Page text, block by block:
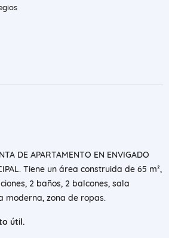
DE APARTAMENTO EN ENVIGADO
Tiene un área construida de 65 m²,
2 baños, 2 balcones, sala
moderna, zona de ropas.
útil.